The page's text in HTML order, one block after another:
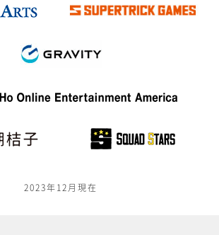
2023年12月現在